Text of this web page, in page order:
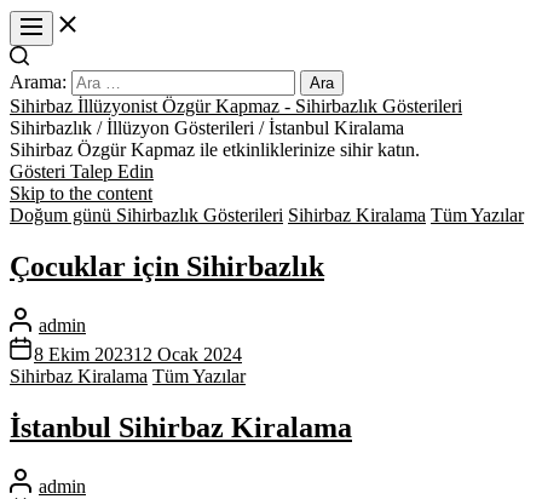
Arama:
Sihirbaz İllüzyonist Özgür Kapmaz - Sihirbazlık Gösterileri
Sihirbazlık / İllüzyon Gösterileri / İstanbul Kiralama
Sihirbaz Özgür Kapmaz ile etkinliklerinize sihir katın.
Gösteri Talep Edin
Skip to the content
Doğum günü Sihirbazlık Gösterileri Sihirbaz Kiralama Tüm Yazılar
Çocuklar için Sihirbazlık
admin
8 Ekim 202312 Ocak 2024
Sihirbaz Kiralama Tüm Yazılar
İstanbul Sihirbaz Kiralama
admin